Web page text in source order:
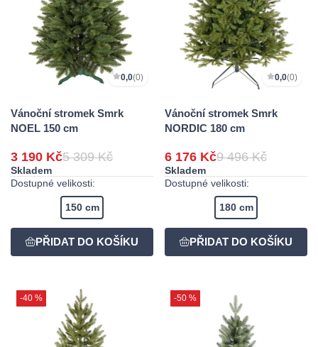
0,0(0)
Vánoční stromek Smrk
NOEL 150 cm
3 190 Kč5 309 Kč
Skladem
Dostupné velikosti:
150 cm
0,0(0)
Vánoční stromek Smrk
NORDIC 180 cm
6 176 Kč9 496 Kč
Skladem
Dostupné velikosti:
180 cm
-40 % -50 %